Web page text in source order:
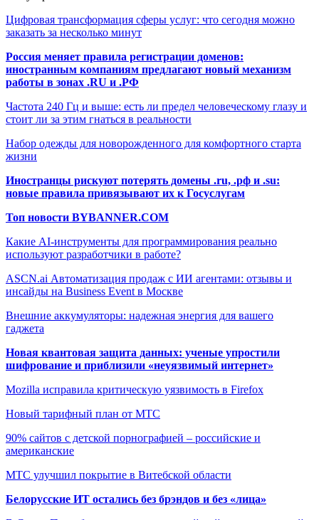
Цифровая трансформация сферы услуг: что сегодня можно
заказать за несколько минут
Россия меняет правила регистрации доменов:
иностранным компаниям предлагают новый механизм
работы в зонах .RU и .РФ
Частота 240 Гц и выше: есть ли предел человеческому глазу и
стоит ли за этим гнаться в реальности
Набор одежды для новорожденного для комфортного старта
жизни
Иностранцы рискуют потерять домены .ru, .рф и .su:
новые правила привязывают их к Госуслугам
Топ новости BYBANNER.COM
Какие AI-инструменты для программирования реально
используют разработчики в работе?
ASCN.ai Автоматизация продаж с ИИ агентами: отзывы и
инсайды на Business Event в Москве
Внешние аккумуляторы: надежная энергия для вашего
гаджета
Новая квантовая защита данных: ученые упростили
шифрование и приблизили «неуязвимый интернет»
Mozilla исправила критическую уязвимость в Firefox
Новый тарифный план от МТС
90% сайтов с детской порнографией – российские и
американские
МТС улучшил покрытие в Витебской области
Белорусские ИТ остались без брэндов и без «лица»